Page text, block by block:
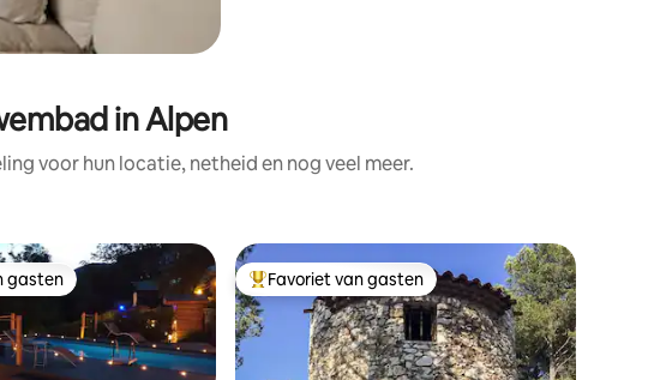
in Alpen
voor hun locatie, netheid en nog veel meer.
gasten
gasten Topfavoriet van gasten
Favoriet van gasten